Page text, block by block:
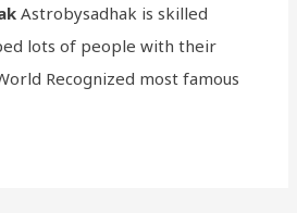
Astrobysadhak is skilled
lots of people with their
Recognized most famous